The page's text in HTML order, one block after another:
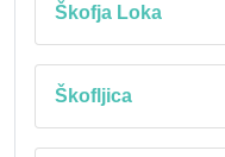
Škofja Loka
Škofljica